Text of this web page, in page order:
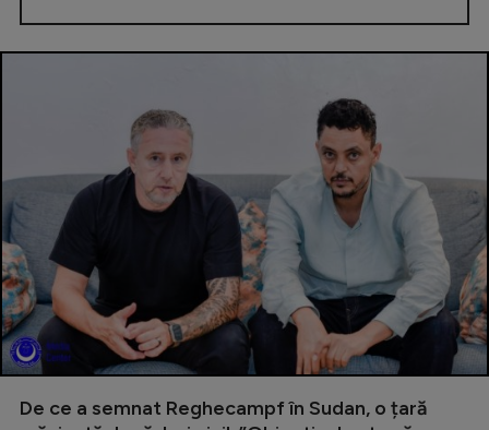
De ce a semnat Reghecampf în Sudan, o țară